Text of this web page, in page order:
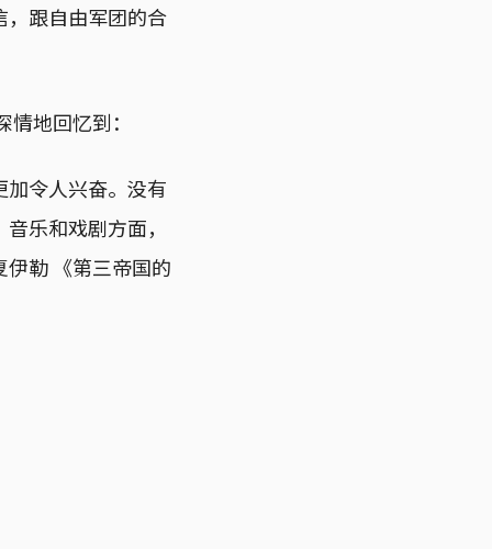
跟自由军团的合
地回忆到：
令人兴奋。没有
乐和戏剧方面，
勒 《第三帝国的